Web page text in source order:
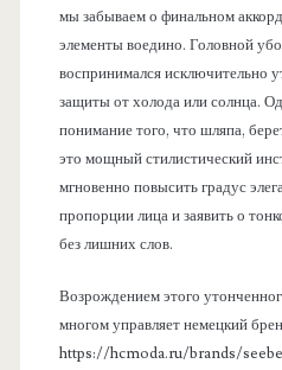
мы забываем о финальном
элементы воедино. Головной
воспринимался исключительно
защиты от холода или солнца.
понимание того, что шляпа,
это мощный стилистический
мгновенно повысить градус
пропорции лица и заявить о
без лишних слов.
Возрождением этого
многом управляет немецкий
https://hcmoda.ru/brands/